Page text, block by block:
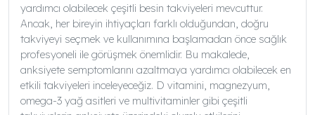
yardımcı olabilecek çeşitli besin takviyeleri mevcuttur.
Ancak, her bireyin ihtiyaçları farklı olduğundan, doğru
takviyeyi seçmek ve kullanımına başlamadan önce sağlık
profesyoneli ile görüşmek önemlidir. Bu makalede,
anksiyete semptomlarını azaltmaya yardımcı olabilecek en
etkili takviyeleri inceleyeceğiz. D vitamini, magnezyum,
omega-3 yağ asitleri ve multivitaminler gibi çeşitli